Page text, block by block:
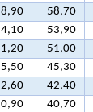
58,70
53,90
51,00
45,30
42,40
40,70